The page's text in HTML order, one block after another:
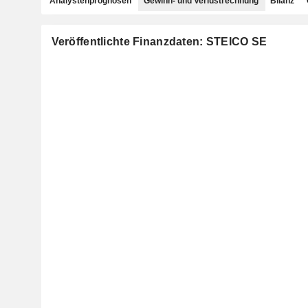
Veröffentlichte Finanzdaten: STEICO SE